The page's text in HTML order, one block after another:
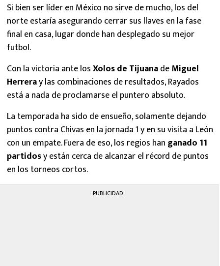
Si bien ser líder en México no sirve de mucho, los del
norte estaría asegurando cerrar sus llaves en la fase
final en casa, lugar donde han desplegado su mejor
futbol.
Con la victoria ante losXolos de TijuanadeMiguel
Herreray las combinaciones de resultados, Rayados
está a nada de proclamarse el puntero absoluto.
La temporada ha sido de ensueño, solamente dejando
puntos contra Chivas en la jornada 1 y en su visita a León
con un empate. Fuera de eso, los regios han ganado 11
partidosy están cerca de alcanzar el récord de puntos
en los torneos cortos.
PUBLICIDAD